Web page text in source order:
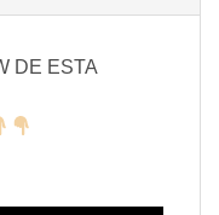
DE ESTA